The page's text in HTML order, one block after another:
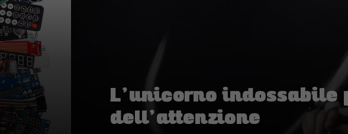
L’unicorno
dell’attenzione